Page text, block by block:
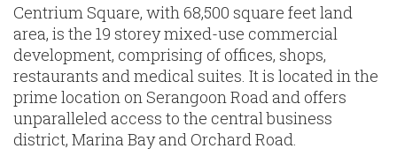
Centrium Square, with 68,500 square feet land
area, is the 19 storey mixed-use commercial
development, comprising of offices, shops,
restaurants and medical suites. It is located in the
prime location on Serangoon Road and offers
unparalleled access to the central business
district, Marina Bay and Orchard Road.